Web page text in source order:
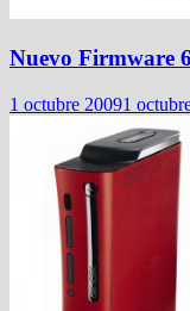
Nuevo Firmware
1 octubre 20091